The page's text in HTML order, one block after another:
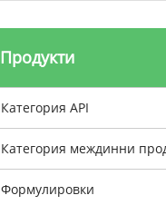
Продукти
Категория API
Категория междинни
Формулировки